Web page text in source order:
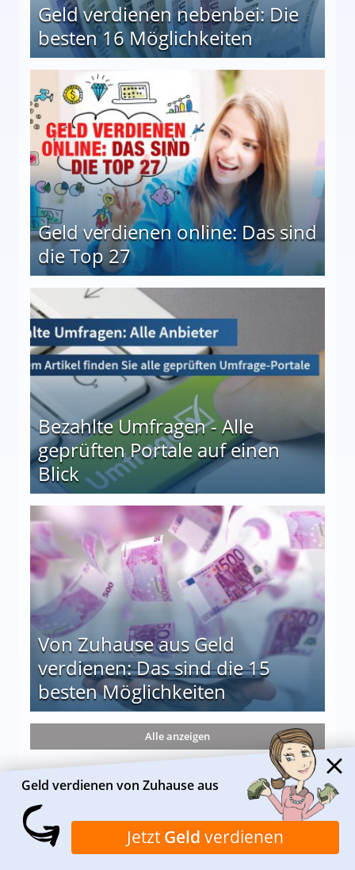
Geld verdienen nebenbei: Die
besten 16 Möglichkeiten
Geld verdienen online: Das sind
die Top 27
Bezahlte Umfragen - Alle
geprüften Portale auf einen
Blick
auf einen Blick
Von Zuhause aus Geld
verdienen: Das sind die 15
besten Möglichkeiten
die 15 besten Möglichkeiten
Alle anzeigen
Geld verdienen von Zuhause aus
Jetzt Geld verdienen